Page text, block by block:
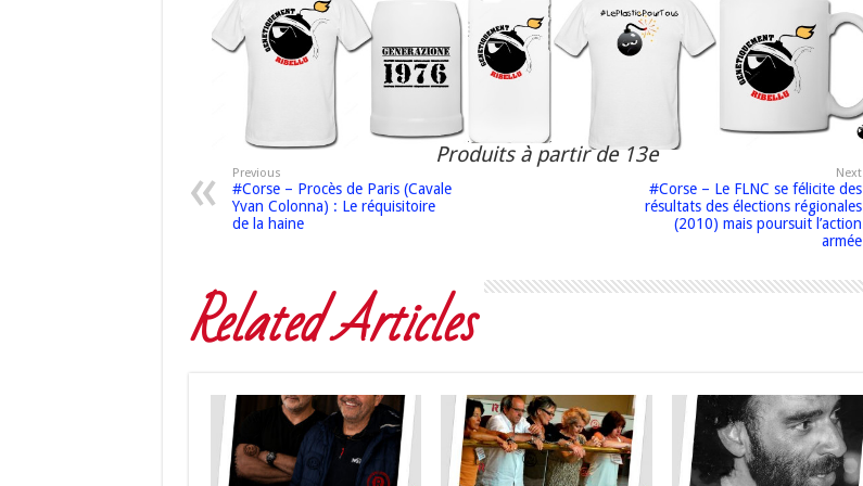
Produits à partir de 13e
Previous
#Corse – Procès de Paris (Cavale
Yvan Colonna) : Le réquisitoire
de la haine
Next
#Corse – Le FLNC se félicite des
résultats des élections régionales
(2010) mais poursuit l’action
armée
Related Articles